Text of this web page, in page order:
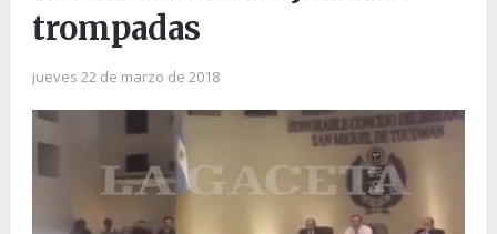
trompadas
jueves 22 de marzo de 2018